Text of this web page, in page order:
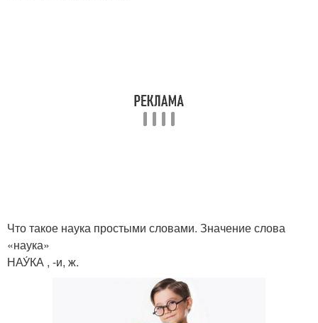
Что такое наука простыми словами. Значение слова
«наука»
НАУ́КА , -и, ж.